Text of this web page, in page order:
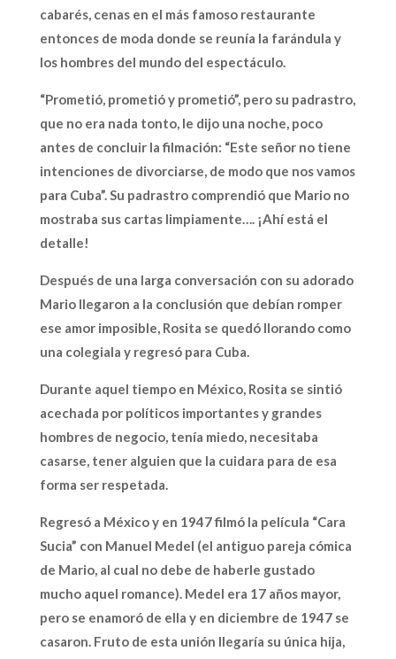
cabarés, cenas en el más famoso restaurante
entonces de moda donde se reunía la farándula y
los hombres del mundo del espectáculo.
“Prometió, prometió y prometió”, pero su padrastro,
que no era nada tonto, le dijo una noche, poco
antes de concluir la filmación: “Este señor no tiene
intenciones de divorciarse, de modo que nos vamos
para Cuba”. Su padrastro comprendió que Mario no
mostraba sus cartas limpiamente…. ¡Ahí está el
detalle!
Después de una larga conversación con su adorado
Mario llegaron a la conclusión que debían romper
ese amor imposible, Rosita se quedó llorando como
una colegiala y regresó para Cuba.
Durante aquel tiempo en México, Rosita se sintió
acechada por políticos importantes y grandes
hombres de negocio, tenía miedo, necesitaba
casarse, tener alguien que la cuidara para de esa
forma ser respetada.
Regresó a México y en 1947 filmó la película “Cara
Sucia” con Manuel Medel (el antiguo pareja cómica
de Mario, al cual no debe de haberle gustado
mucho aquel romance). Medel era 17 años mayor,
pero se enamoró de ella y en diciembre de 1947 se
casaron. Fruto de esta unión llegaría su única hija,